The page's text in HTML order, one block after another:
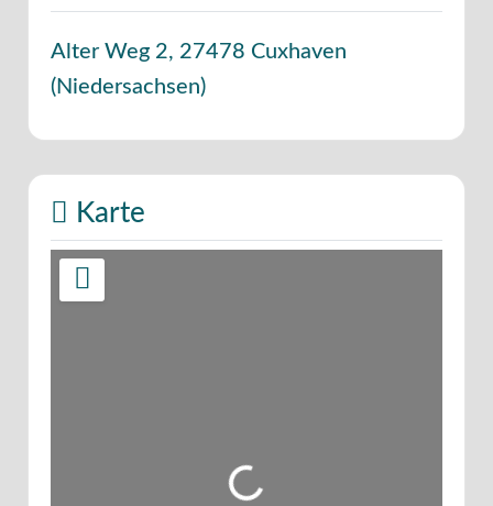
Alter Weg 2, 27478 Cuxhaven
(Niedersachsen)
Karte
Wird geladen …